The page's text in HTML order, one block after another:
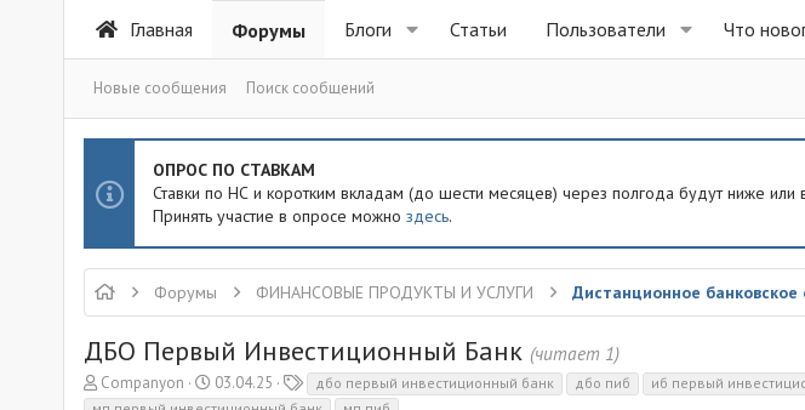
Главная Форумы Блоги Статьи Пользователи Что
Новые сообщения Поиск сообщений
ОПРОС ПО СТАВКАМ
Ставки по НС и коротким вкладам (до шести месяцев) через полгода будут ниже
Принять участие в опросе можно здесь.
Форумы ФИНАНСОВЫЕ ПРОДУКТЫ И УСЛУГИ Дистанционное банковское
ДБО Первый Инвестиционный Банк (читает 1)
А
в
Companyon
Д
а
03.04.25
е
дбо первый инвестиционный банк дбо пиб иб первый